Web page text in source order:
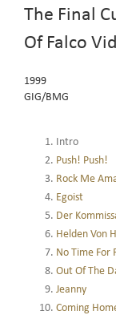
The Final
Of Falco
1999
GIG/BMG
Intro
Push! Push!
Rock Me
Egoist
Der
Helden Von
No Time For
Out Of The
Jeanny
Coming